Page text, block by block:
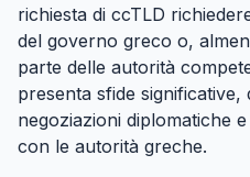
richiesta di ccTLD
del governo greco o,
parte delle autorità
presenta sfide
negoziazioni diplomatiche
con le autorità greche.